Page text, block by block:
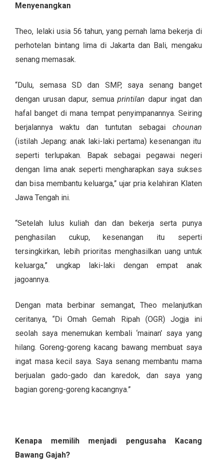
Menyenangkan
Theo, lelaki usia 56 tahun, yang pernah lama bekerja di
perhotelan bintang lima di Jakarta dan Bali, mengaku
senang memasak.
“Dulu, semasa SD dan SMP, saya senang banget
dengan urusan dapur, semuaprintilan dapur ingat dan
hafal banget di mana tempat penyimpanannya. Seiring
berjalannya waktu dan tuntutan sebagai chounan
(istilah Jepang: anak laki-laki pertama) kesenangan itu
seperti terlupakan. Bapak sebagai pegawai negeri
dengan lima anak seperti mengharapkan saya sukses
dan bisa membantu keluarga,” ujar pria kelahiran Klaten
Jawa Tengah ini.
“Setelah lulus kuliah dan dan bekerja serta punya
penghasilan cukup, kesenangan itu seperti
tersingkirkan, lebih prioritas menghasilkan uang untuk
keluarga,” ungkap laki-laki dengan empat anak
jagoannya.
Dengan mata berbinar semangat, Theo melanjutkan
ceritanya, “Di Omah Gemah Ripah (OGR) Jogja ini
seolah saya menemukan kembali ‘mainan’ saya yang
hilang. Goreng-goreng kacang bawang membuat saya
ingat masa kecil saya. Saya senang membantu mama
berjualan gado-gado dan karedok, dan saya yang
bagian goreng-goreng kacangnya.”
Kenapa memilih menjadi pengusaha Kacang
Bawang Gajah?